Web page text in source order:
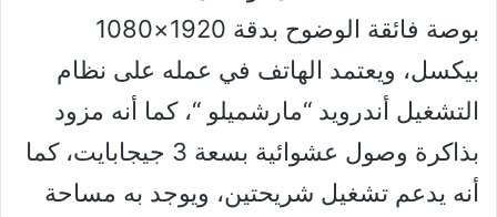
بوصة فائقة الوضوح بدقة 1920×1080
بيكسل، ويعتمد الهاتف في عمله على نظام
التشغيل أندرويد “مارشميلو “، كما أنه مزود
بذاكرة وصول عشوائية بسعة 3 جيجابايت، كما
أنه يدعم تشغيل شريحتين، ويوجد به مساحة